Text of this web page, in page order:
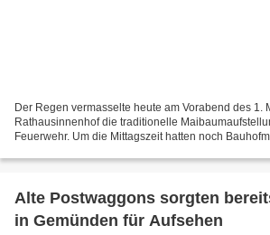
Der Regen vermasselte heute am Vorabend des 1.
Rathausinnenhof die traditionelle
Feuerwehr. Um die Mittagszeit hatten noch
Alte Postwaggons sorgten
in Gemünden für Aufsehen